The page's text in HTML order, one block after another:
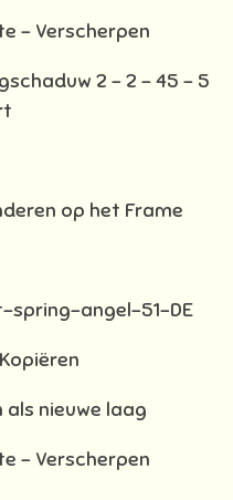
– Verscherpen
2 – 2 – 45 – 5
op het Frame
spring-angel-51-DE
als nieuwe laag
– Verscherpen